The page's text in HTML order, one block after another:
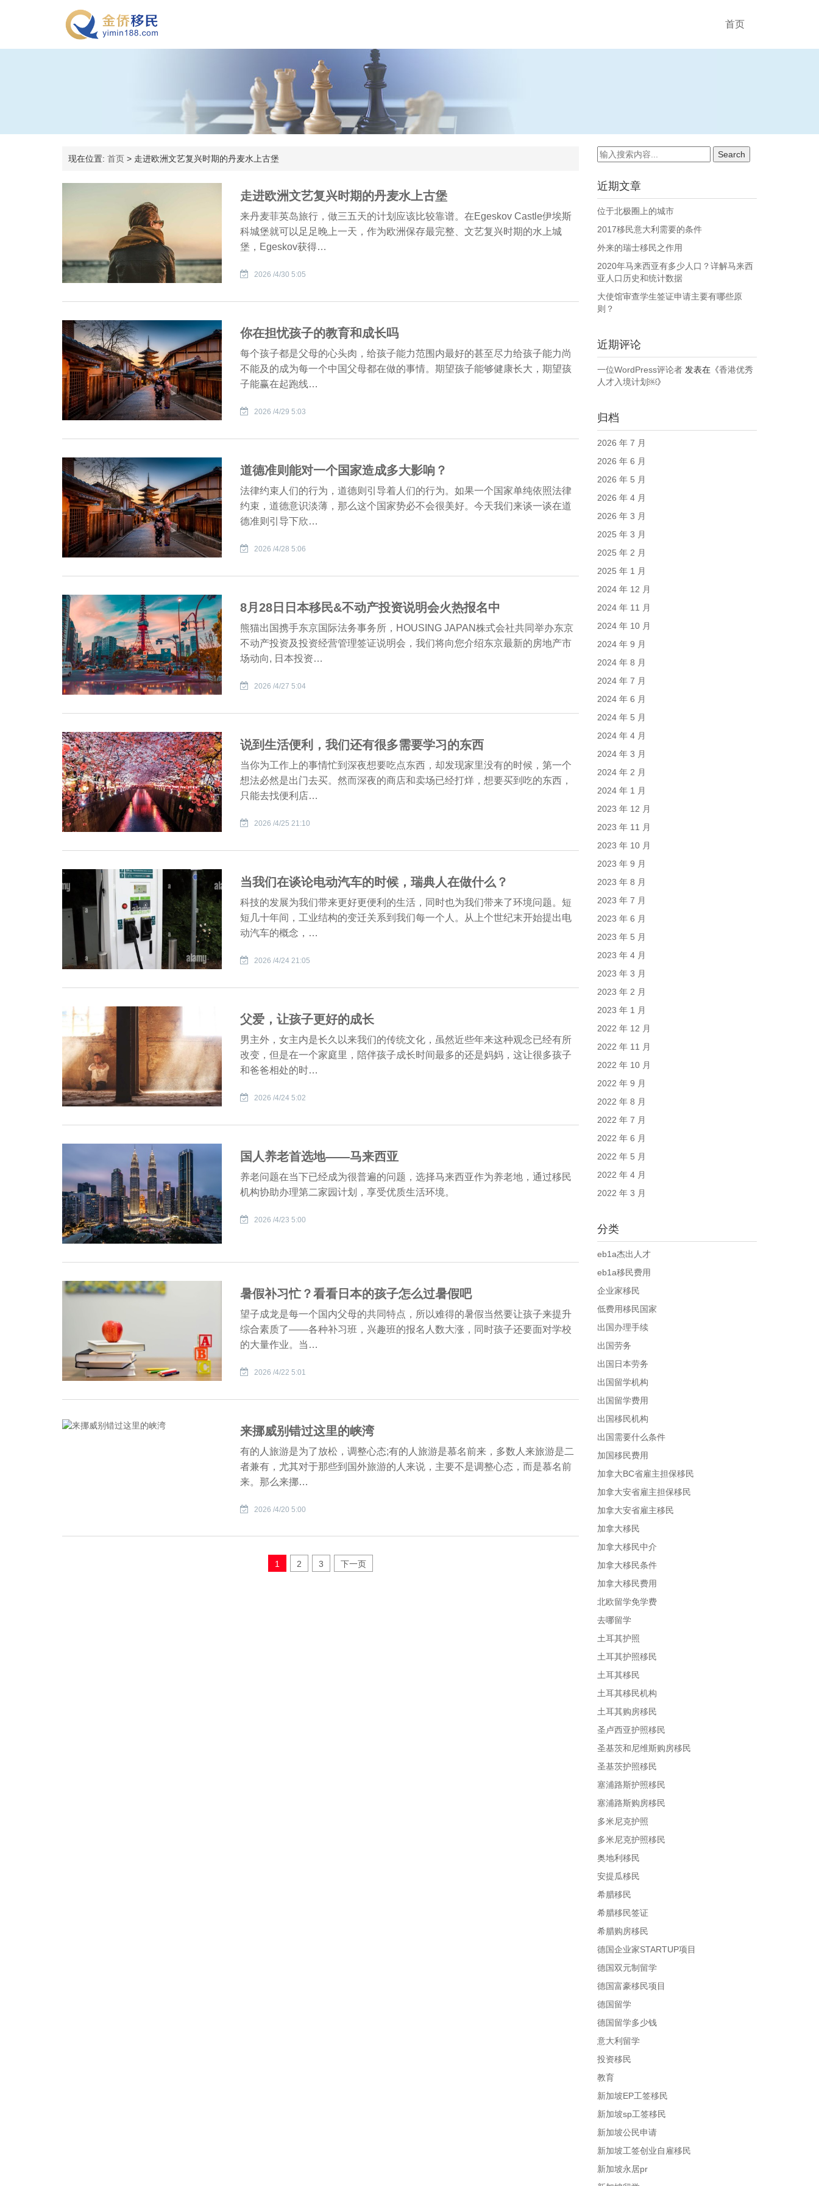
首页
现在位置: 首页 > 走进欧洲文艺复兴时期的丹麦水上古堡
走进欧洲文艺复兴时期的丹麦水上古堡
来丹麦菲英岛旅行，做三五天的计划应该比较靠谱。在Egeskov Castle伊埃斯
科城堡就可以足足晚上一天，作为欧洲保存最完整、文艺复兴时期的水上城
堡，Egeskov获得…
2026 /4/30 5:05
你在担忧孩子的教育和成长吗
每个孩子都是父母的心头肉，给孩子能力范围内最好的甚至尽力给孩子能力尚
不能及的成为每一个中国父母都在做的事情。期望孩子能够健康长大，期望孩
子能赢在起跑线…
2026 /4/29 5:03
道德准则能对一个国家造成多大影响？
法律约束人们的行为，道德则引导着人们的行为。如果一个国家单纯依照法律
约束，道德意识淡薄，那么这个国家势必不会很美好。今天我们来谈一谈在道
德准则引导下欣…
2026 /4/28 5:06
8月28日日本移民&不动产投资说明会火热报名中
熊猫出国携手东京国际法务事务所，HOUSING JAPAN株式会社共同举办东京
不动产投资及投资经营管理签证说明会，我们将向您介绍东京最新的房地产市
场动向, 日本投资…
2026 /4/27 5:04
说到生活便利，我们还有很多需要学习的东西
当你为工作上的事情忙到深夜想要吃点东西，却发现家里没有的时候，第一个
想法必然是出门去买。然而深夜的商店和卖场已经打烊，想要买到吃的东西，
只能去找便利店…
2026 /4/25 21:10
当我们在谈论电动汽车的时候，瑞典人在做什么？
科技的发展为我们带来更好更便利的生活，同时也为我们带来了环境问题。短
短几十年间，工业结构的变迁关系到我们每一个人。从上个世纪末开始提出电
动汽车的概念，…
2026 /4/24 21:05
父爱，让孩子更好的成长
男主外，女主内是长久以来我们的传统文化，虽然近些年来这种观念已经有所
改变，但是在一个家庭里，陪伴孩子成长时间最多的还是妈妈，这让很多孩子
和爸爸相处的时…
2026 /4/24 5:02
国人养老首选地——马来西亚
养老问题在当下已经成为很普遍的问题，选择马来西亚作为养老地，通过移民
机构协助办理第二家园计划，享受优质生活环境。
2026 /4/23 5:00
暑假补习忙？看看日本的孩子怎么过暑假吧
望子成龙是每一个国内父母的共同特点，所以难得的暑假当然要让孩子来提升
综合素质了——各种补习班，兴趣班的报名人数大涨，同时孩子还要面对学校
的大量作业。当…
2026 /4/22 5:01
来挪威别错过这里的峡湾
有的人旅游是为了放松，调整心态;有的人旅游是慕名前来，多数人来旅游是二
者兼有，尤其对于那些到国外旅游的人来说，主要不是调整心态，而是慕名前
来。那么来挪…
2026 /4/20 5:00
1 2 3 下一页
近期文章
位于北极圈上的城市
2017移民意大利需要的条件
外来的瑞士移民之作用
2020年马来西亚有多少人口？详解马来西
亚人口历史和统计数据
大使馆审查学生签证申请主要有哪些原
则？
近期评论
一位WordPress评论者发表在《香港优秀
人才入境计划￼》
归档
2026 年 7 月
2026 年 6 月
2026 年 5 月
2026 年 4 月
2026 年 3 月
2025 年 3 月
2025 年 2 月
2025 年 1 月
2024 年 12 月
2024 年 11 月
2024 年 10 月
2024 年 9 月
2024 年 8 月
2024 年 7 月
2024 年 6 月
2024 年 5 月
2024 年 4 月
2024 年 3 月
2024 年 2 月
2024 年 1 月
2023 年 12 月
2023 年 11 月
2023 年 10 月
2023 年 9 月
2023 年 8 月
2023 年 7 月
2023 年 6 月
2023 年 5 月
2023 年 4 月
2023 年 3 月
2023 年 2 月
2023 年 1 月
2022 年 12 月
2022 年 11 月
2022 年 10 月
2022 年 9 月
2022 年 8 月
2022 年 7 月
2022 年 6 月
2022 年 5 月
2022 年 4 月
2022 年 3 月
分类
eb1a杰出人才
eb1a移民费用
企业家移民
低费用移民国家
出国办理手续
出国劳务
出国日本劳务
出国留学机构
出国留学费用
出国移民机构
出国需要什么条件
加国移民费用
加拿大BC省雇主担保移民
加拿大安省雇主担保移民
加拿大安省雇主移民
加拿大移民
加拿大移民中介
加拿大移民条件
加拿大移民费用
北欧留学免学费
去哪留学
土耳其护照
土耳其护照移民
土耳其移民
土耳其移民机构
土耳其购房移民
圣卢西亚护照移民
圣基茨和尼维斯购房移民
圣基茨护照移民
塞浦路斯护照移民
塞浦路斯购房移民
多米尼克护照
多米尼克护照移民
奥地利移民
安提瓜移民
希腊移民
希腊移民签证
希腊购房移民
德国企业家STARTUP项目
德国双元制留学
德国富豪移民项目
德国留学
德国留学多少钱
意大利留学
投资移民
教育
新加坡EP工签移民
新加坡sp工签移民
新加坡公民申请
新加坡工签创业自雇移民
新加坡永居pr